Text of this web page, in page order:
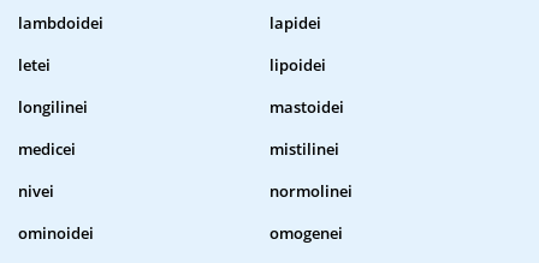
lambdoidei
lapidei
letei
lipoidei
longilinei
mastoidei
medicei
mistilinei
nivei
normolinei
ominoidei
omogenei